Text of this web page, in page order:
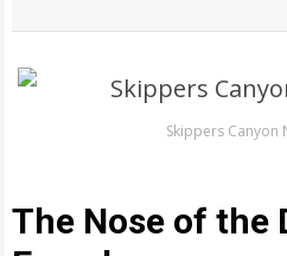
Skippers Canyon
The Nose of the